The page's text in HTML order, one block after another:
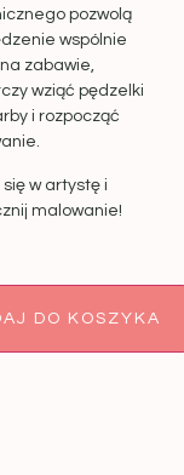
pozwolą
wspólnie
zabawie,
wziąć pędzelki
i rozpocząć
w artystę i
malowanie!
DO KOSZYKA